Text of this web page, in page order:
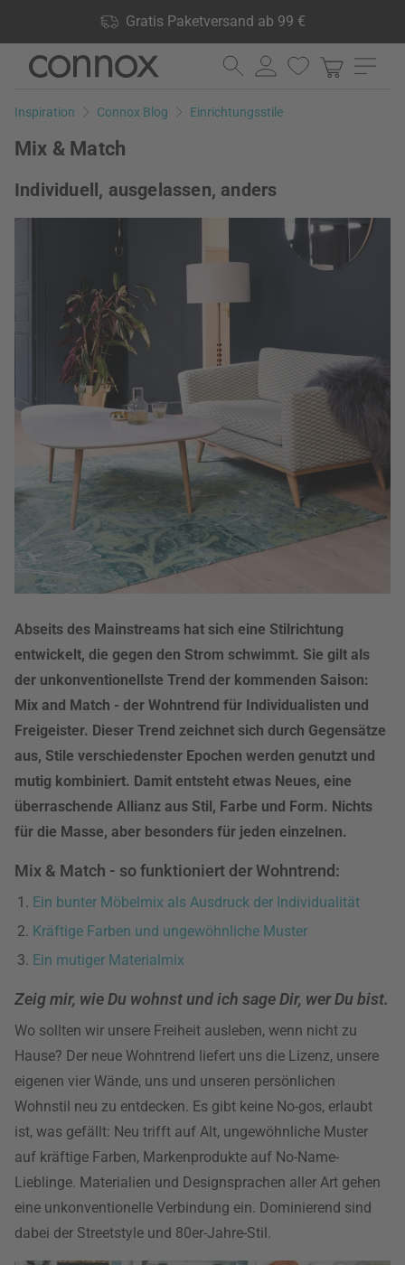
Gratis Paketversand ab 99 €
lagernd, 60 Tage Rückgaberecht
Direkt
Seiteninhalt
Direkt
Suchfeld
Inspiration Connox Blog Einrichtungsstile
Mix & Match
Individuell, ausgelassen, anders
Abseits des Mainstreams hat sich eine Stilrichtung
entwickelt, die gegen den Strom schwimmt. Sie gilt als
der unkonventionellste Trend der kommenden Saison:
Mix and Match - der Wohntrend für Individualisten und
Freigeister. Dieser Trend zeichnet sich durch Gegensätze
aus, Stile verschiedenster Epochen werden genutzt und
mutig kombiniert. Damit entsteht etwas Neues, eine
überraschende Allianz aus Stil, Farbe und Form. Nichts
für die Masse, aber besonders für jeden einzelnen.
Mix & Match - so funktioniert der Wohntrend:
Ein bunter Möbelmix als Ausdruck der Individualität
Kräftige Farben und ungewöhnliche Muster
Ein mutiger Materialmix
Zeig mir, wie Du wohnst und ich sage Dir, wer Du bist.
Wo sollten wir unsere Freiheit ausleben, wenn nicht zu
Hause? Der neue Wohntrend liefert uns die Lizenz, unsere
eigenen vier Wände, uns und unseren persönlichen
Wohnstil neu zu entdecken. Es gibt keine No-gos, erlaubt
ist, was gefällt: Neu trifft auf Alt, ungewöhnliche Muster
auf kräftige Farben, Markenprodukte auf No-Name-
Lieblinge. Materialien und Designsprachen aller Art gehen
eine unkonventionelle Verbindung ein. Dominierend sind
dabei der Streetstyle und 80er-Jahre-Stil.